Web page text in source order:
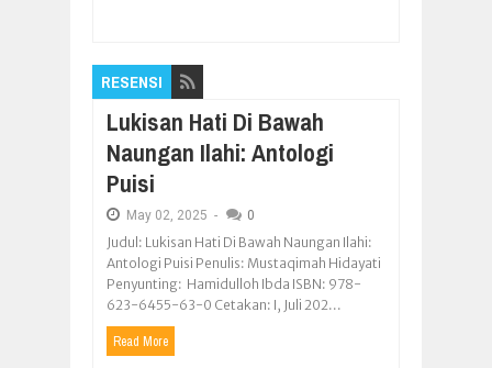
RESENSI
Lukisan Hati Di Bawah
Naungan Ilahi: Antologi
Puisi
May 02, 2025 - 0
Judul: Lukisan Hati Di Bawah Naungan Ilahi:
Antologi Puisi Penulis: Mustaqimah Hidayati
Penyunting: Hamidulloh Ibda ISBN: 978-
623-6455-63-0 Cetakan: I, Juli 202...
Read More